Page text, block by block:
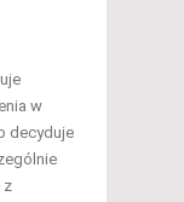
w
decyduje
z